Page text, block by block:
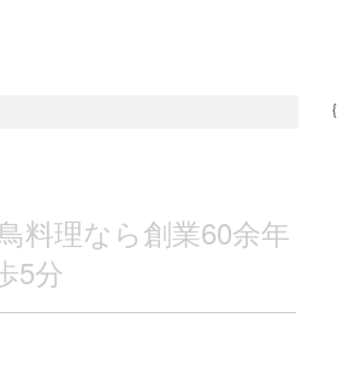
料理なら創業60余年
5分